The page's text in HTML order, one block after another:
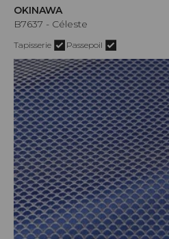
OKINAWA
B7637 - Céleste
Tapisserie Passepoil